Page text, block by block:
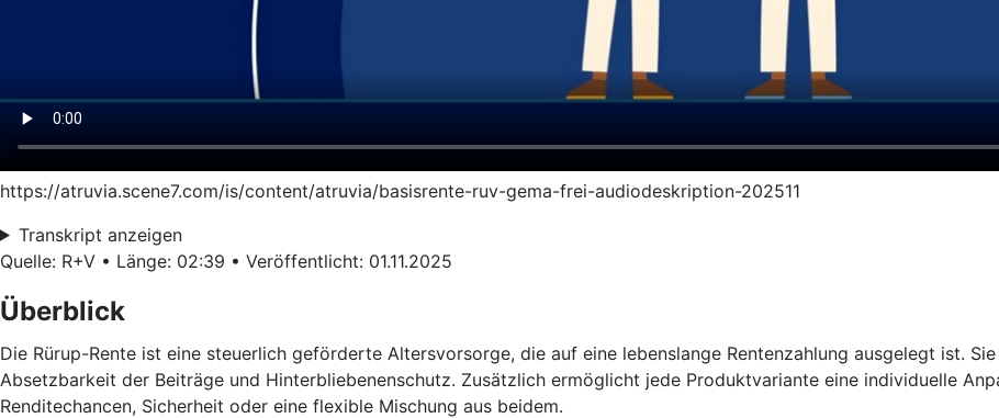
https://atruvia.scene7.com/is/content/atruvia/basisrente-ruv-gema-frei-audiodeskription-202511
Transkript anzeigen
Quelle: R+V • Länge: 02:39 • Veröffentlicht: 01.11.2025
Überblick
Die Rürup-Rente ist eine steuerlich geförderte Altersvorsorge, die auf eine lebenslange Rentenzahlung ausgelegt ist.
Absetzbarkeit der Beiträge und Hinterbliebenenschutz. Zusätzlich ermöglicht jede Produktvariante eine individuelle
Renditechancen, Sicherheit oder eine flexible Mischung aus beidem.